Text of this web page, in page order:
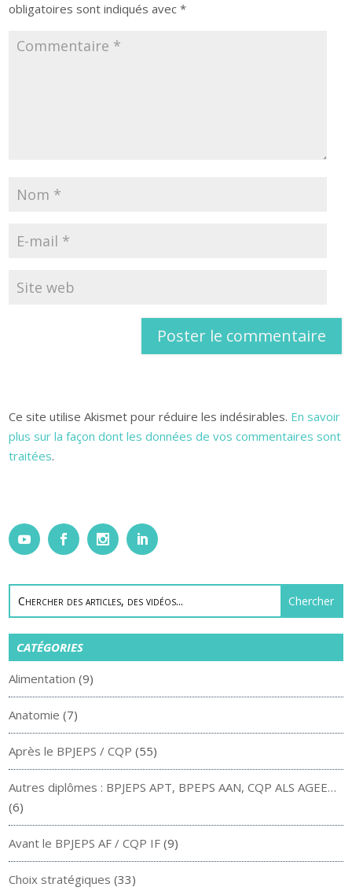
obligatoires sont indiqués avec*
Ce site utilise Akismet pour réduire les indésirables. En savoir
plus sur la façon dont les données de vos commentaires sont
traitées.
CATÉGORIES
Alimentation (9)
Anatomie (7)
Après le BPJEPS / CQP (55)
Autres diplômes : BPJEPS APT, BPEPS AAN, CQP ALS AGEE…
(6)
Avant le BPJEPS AF / CQP IF (9)
Choix stratégiques (33)